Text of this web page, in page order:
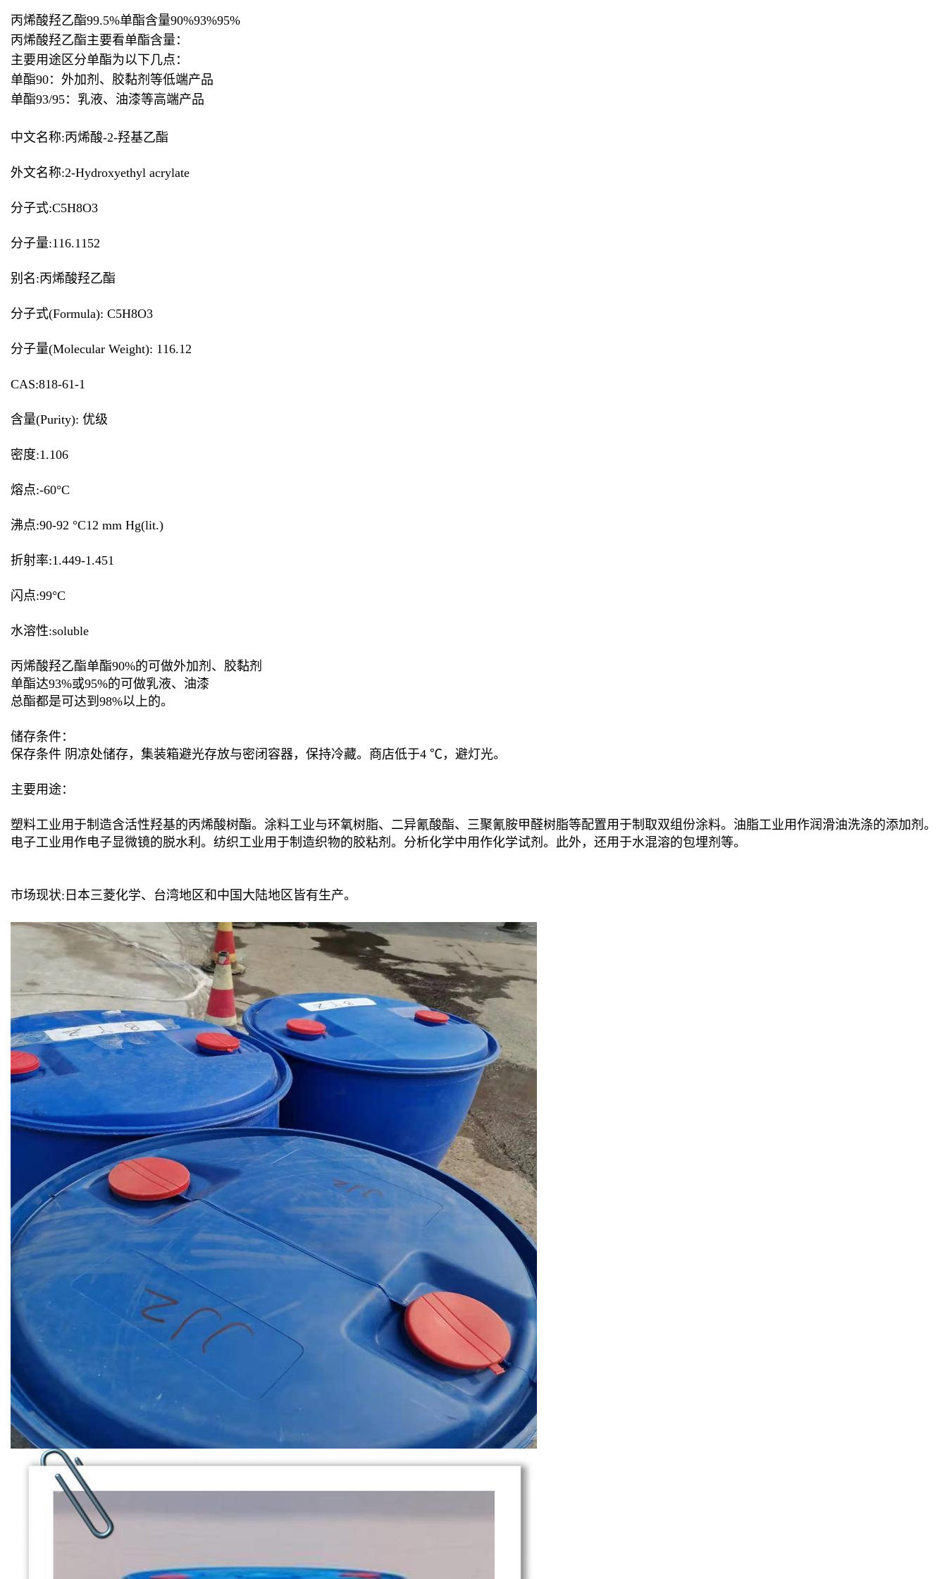
丙烯酸羟乙酯99.5%单酯含量90%93%95%
丙烯酸羟乙酯主要看单酯含量：
主要用途区分单酯为以下几点：
单酯90：外加剂、胶黏剂等低端产品
单酯93/95：乳液、油漆等高端产品
中文名称:丙烯酸-2-羟基乙酯
外文名称:2-Hydroxyethyl acrylate
分子式:C5H8O3
分子量:116.1152
别名:丙烯酸羟乙酯
分子式(Formula): C5H8O3
分子量(Molecular Weight): 116.12
CAS:818-61-1
含量(Purity): 优级
密度:1.106
熔点:-60°C
沸点:90-92 °C12 mm Hg(lit.)
折射率:1.449-1.451
闪点:99°C
水溶性:soluble
丙烯酸羟乙酯单酯90%的可做外加剂、胶黏剂
单酯达93%或95%的可做乳液、油漆
总酯都是可达到98%以上的。
储存条件：
保存条件 阴凉处储存，集装箱避光存放与密闭容器，保持冷藏。商店低于4 ℃，避灯光。
主要用途：
塑料工业用于制造含活性羟基的丙烯酸树酯。涂料工业与环氧树脂、二异氰酸酯、三聚氰胺甲醛树脂等配置用于制取双组份涂料。油脂工业用作润滑油洗涤的添加剂。
电子工业用作电子显微镜的脱水利。纺织工业用于制造织物的胶粘剂。分析化学中用作化学试剂。此外，还用于水混溶的包埋剂等。
市场现状:日本三菱化学、台湾地区和中国大陆地区皆有生产。